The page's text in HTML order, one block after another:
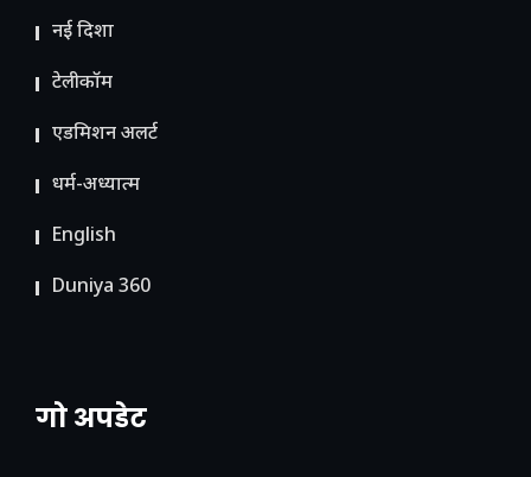
नई दिशा
टेलीकॉम
ए​डमिशन अलर्ट
धर्म-अध्यात्म
English
Duniya 360
गो अपडेट